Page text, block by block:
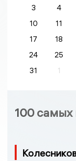
3 4
10
11
17
18
24
25
31
1
100 самых